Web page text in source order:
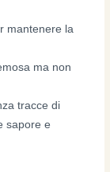
mantenere la
ma non
tracce di
sapore e